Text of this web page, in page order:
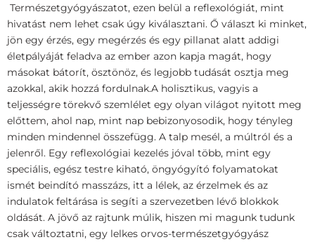
Természetgyógyászatot, ezen belül a reflexológiát, mint
hivatást nem lehet csak úgy kiválasztani. Ő választ ki minket,
jön egy érzés, egy megérzés és egy pillanat alatt addigi
életpályáját feladva az ember azon kapja magát, hogy
másokat bátorít, ösztönöz, és legjobb tudását osztja meg
azokkal, akik hozzá fordulnak.A holisztikus, vagyis a
teljességre törekvő szemlélet egy olyan világot nyitott meg
előttem, ahol nap, mint nap bebizonyosodik, hogy tényleg
minden mindennel összefügg. A talp mesél, a múltról és a
jelenről. Egy reflexológiai kezelés jóval több, mint egy
speciális, egész testre kiható, öngyógyító folyamatokat
ismét beindító masszázs, itt a lélek, az érzelmek és az
indulatok feltárása is segíti a szervezetben lévő blokkok
oldását. A jövő az rajtunk múlik, hiszen mi magunk tudunk
csak változtatni, egy lelkes orvos-természetgyógyász